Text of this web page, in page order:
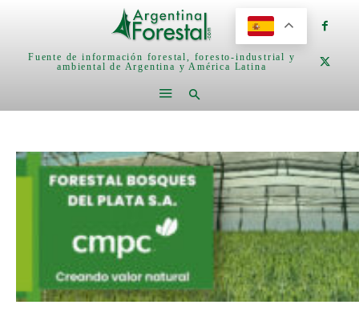
Fuente de información forestal, foresto-industrial y
ambiental de Argentina y América Latina